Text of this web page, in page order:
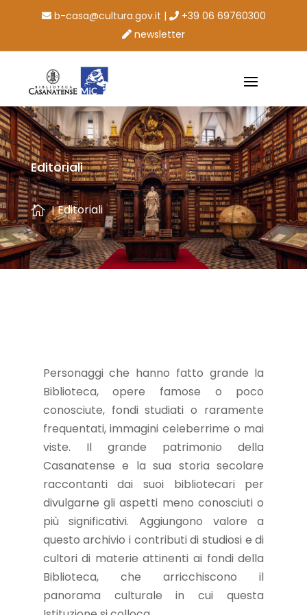
b-casa@cultura.gov.it |
+39 06 69760300
newsletter
Editoriali
 Editoriali
Personaggi che hanno fatto grande la
Biblioteca, opere famose o poco
conosciute, fondi studiati o raramente
frequentati, immagini celeberrime o mai
viste. Il grande patrimonio della
Casanatense e la sua storia secolare
raccontanti dai suoi bibliotecari per
divulgarne gli aspetti meno conosciuti o
più significativi. Aggiungono valore a
questo archivio i contributi di studiosi e di
cultori di materie attinenti ai fondi della
Biblioteca, che arricchiscono il
panorama culturale in cui questa